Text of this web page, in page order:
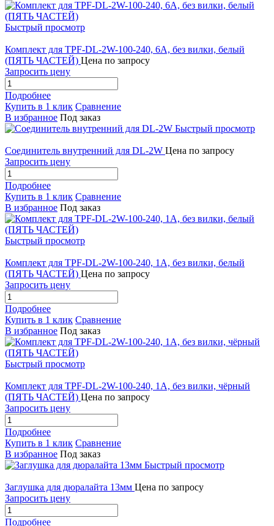
Быстрый просмотр
Комплект для TPF-DL-2W-100-240, 6А, без вилки, белый
(ПЯТЬ ЧАСТЕЙ) Цена по запросу
Запросить цену
Подробнее
Купить в 1 клик Сравнение
В избранное Под заказ
Быстрый просмотр
Соединитель внутренний для DL-2W Цена по запросу
Запросить цену
Подробнее
Купить в 1 клик Сравнение
В избранное Под заказ
Быстрый просмотр
Комплект для TPF-DL-2W-100-240, 1А, без вилки, белый
(ПЯТЬ ЧАСТЕЙ) Цена по запросу
Запросить цену
Подробнее
Купить в 1 клик Сравнение
В избранное Под заказ
Быстрый просмотр
Комплект для TPF-DL-2W-100-240, 1А, без вилки, чёрный
(ПЯТЬ ЧАСТЕЙ) Цена по запросу
Запросить цену
Подробнее
Купить в 1 клик Сравнение
В избранное Под заказ
Быстрый просмотр
Заглушка для дюралайта 13мм Цена по запросу
Запросить цену
Подробнее